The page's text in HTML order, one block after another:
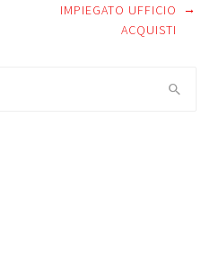
IMPIEGATO UFFICIO
ACQUISTI
→